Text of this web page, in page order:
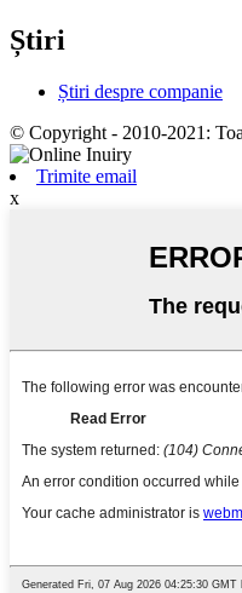
Știri
Știri despre companie
© Copyright - 2010-2021:
Trimite email
x